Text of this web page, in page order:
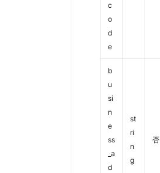
c
o
d
e
b
u
si
n
e
ss
_a
d
st
ri
n
g
否